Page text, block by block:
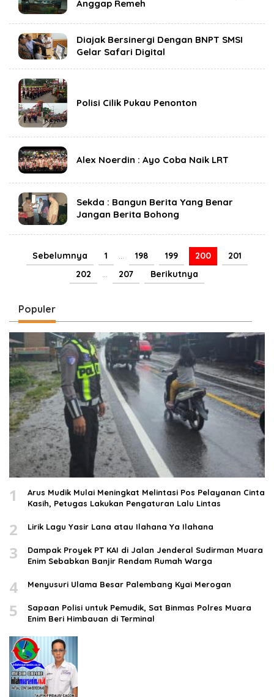
Anggap Remeh
Diajak Bersinergi Dengan BNPT SMSI
Gelar Safari Digital
Polisi Cilik Pukau Penonton
Alex Noerdin : Ayo Coba Naik LRT
Sekda : Bangun Berita Yang Benar
Jangan Berita Bohong
Sebelumnya 1 … 198 199 200
201
202
… 207 Berikutnya
Populer
1
Arus Mudik Mulai Meningkat Melintasi Pos Pelayanan Cinta
Kasih, Petugas Lakukan Pengaturan Lalu Lintas
2 Lirik Lagu Yasir Lana atau Ilahana Ya Ilahana
3
Dampak Proyek PT KAI di Jalan Jenderal Sudirman Muara
Enim Sebabkan Banjir Rendam Rumah Warga
4 Menyusuri Ulama Besar Palembang Kyai Merogan
5
Sapaan Polisi untuk Pemudik, Sat Binmas Polres Muara
Enim Beri Himbauan di Terminal